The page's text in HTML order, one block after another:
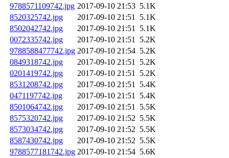
9788571109742.jpg 2017-09-10 21:53 5.1K
8520325742.jpg
2017-09-10 21:51 5.1K
8502042742.jpg
2017-09-10 21:51 5.1K
0072335742.jpg
2017-09-10 21:51 5.2K
9788588477742.jpg 2017-09-10 21:54 5.2K
0849318742.jpg
2017-09-10 21:51 5.2K
0201419742.jpg
2017-09-10 21:51 5.2K
8531208742.jpg
2017-09-10 21:51 5.4K
0471197742.jpg
2017-09-10 21:51 5.4K
8501064742.jpg
2017-09-10 21:51 5.5K
8575320742.jpg
2017-09-10 21:52 5.5K
8573034742.jpg
2017-09-10 21:52 5.5K
8587430742.jpg
2017-09-10 21:52 5.5K
9788577181742.jpg 2017-09-10 21:54 5.6K